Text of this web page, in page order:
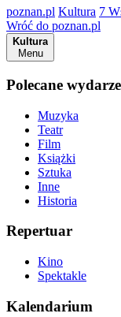
poznan.pl Kultura 7
Wróć do poznan.pl
Kultura
Menu
Polecane
Muzyka
Teatr
Film
Książki
Sztuka
Inne
Historia
Repertuar
Kino
Spektakle
Kalendarium